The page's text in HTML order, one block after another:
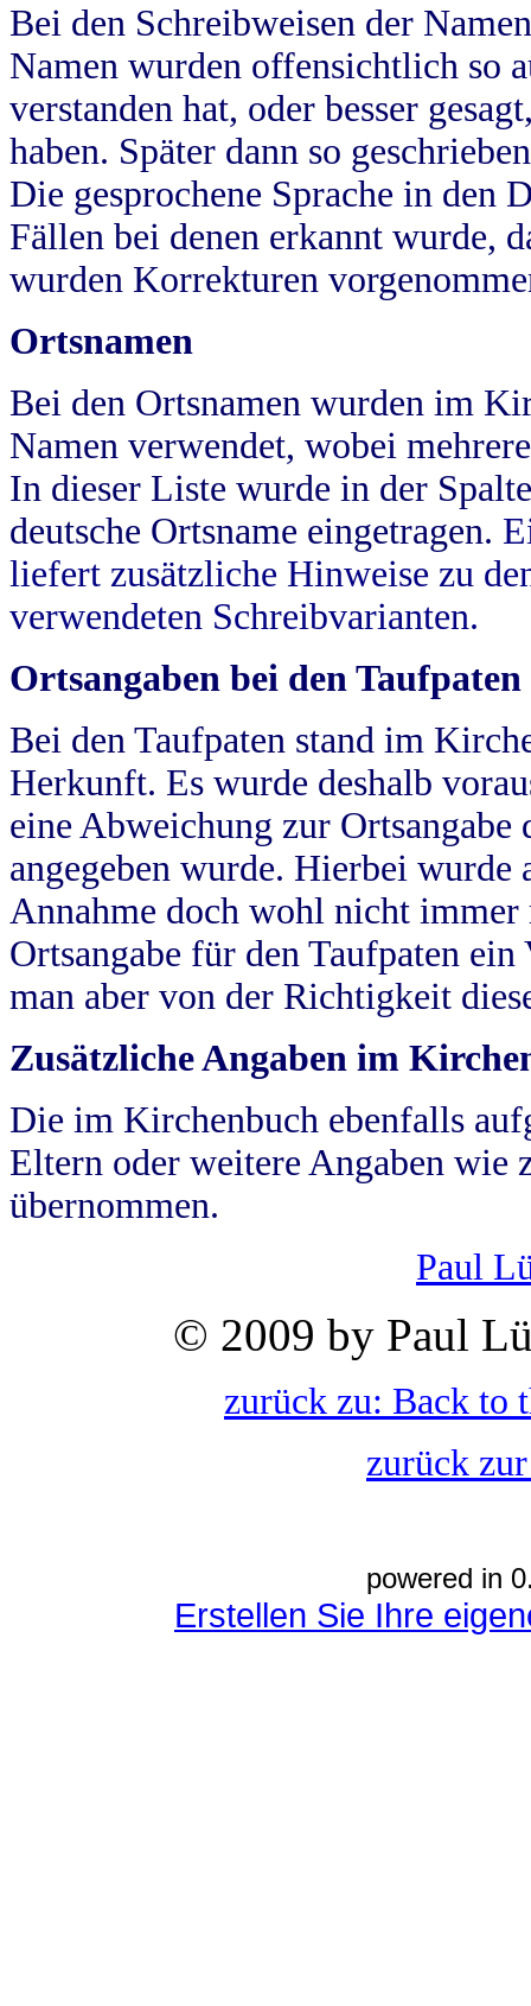
Bei den Schreibweisen der
Namen wurden offensichtlich so
verstanden hat, oder besser
haben. Später dann so
Die gesprochene Sprache in
Fällen bei denen erkannt wurde,
wurden Korrekturen
Ortsnamen
Bei den Ortsnamen wurden im
Namen verwendet, wobei
In dieser Liste wurde in der
deutsche Ortsname eingetragen.
liefert zusätzliche Hinweise zu
verwendeten Schreibvarianten.
Ortsangaben bei den Taufpaten
Bei den Taufpaten stand im
Herkunft. Es wurde deshalb
eine Abweichung zur
angegeben wurde. Hierbei wurde
Annahme doch wohl nicht
Ortsangabe für den Taufpaten
man aber von der Richtigkeit
Zusätzliche Angaben im
Die im Kirchenbuch ebenfalls
Eltern oder weitere Angaben wie
übernommen.
Paul
© 2009 by Paul
zurück zu: Back to
zurück
powered in
Erstellen Sie Ihre